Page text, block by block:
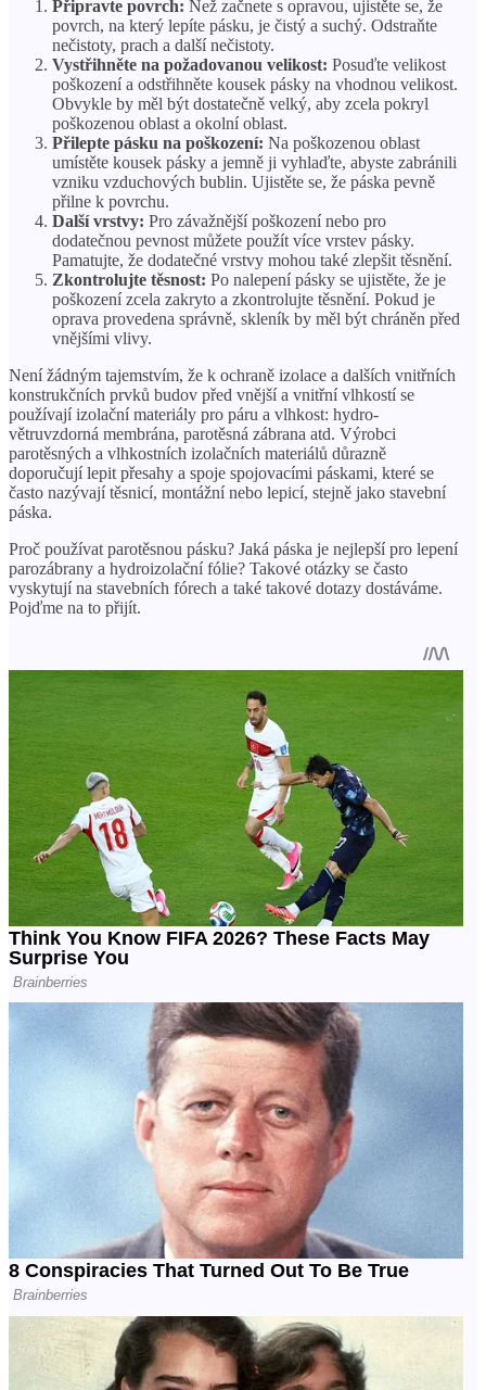
Připravte povrch: Než začnete s opravou, ujistěte se, že
povrch, na který lepíte pásku, je čistý a suchý. Odstraňte
nečistoty, prach a další nečistoty.
Vystřihněte na požadovanou velikost: Posuďte velikost
poškození a odstřihněte kousek pásky na vhodnou velikost.
Obvykle by měl být dostatečně velký, aby zcela pokryl
poškozenou oblast a okolní oblast.
Přilepte pásku na poškození: Na poškozenou oblast
umístěte kousek pásky a jemně ji vyhlaďte, abyste zabránili
vzniku vzduchových bublin. Ujistěte se, že páska pevně
přilne k povrchu.
Další vrstvy: Pro závažnější poškození nebo pro
dodatečnou pevnost můžete použít více vrstev pásky.
Pamatujte, že dodatečné vrstvy mohou také zlepšit těsnění.
Zkontrolujte těsnost: Po nalepení pásky se ujistěte, že je
poškození zcela zakryto a zkontrolujte těsnění. Pokud je
oprava provedena správně, skleník by měl být chráněn před
vnějšími vlivy.
Není žádným tajemstvím, že k ochraně izolace a dalších vnitřních
konstrukčních prvků budov před vnější a vnitřní vlhkostí se
používají izolační materiály pro páru a vlhkost: hydro-
větruvzdorná membrána, parotěsná zábrana atd. Výrobci
parotěsných a vlhkostních izolačních materiálů důrazně
doporučují lepit přesahy a spoje spojovacími páskami, které se
často nazývají těsnicí, montážní nebo lepicí, stejně jako stavební
páska.
Proč používat parotěsnou pásku? Jaká páska je nejlepší pro lepení
parozábrany a hydroizolační fólie? Takové otázky se často
vyskytují na stavebních fórech a také takové dotazy dostáváme.
Pojďme na to přijít.